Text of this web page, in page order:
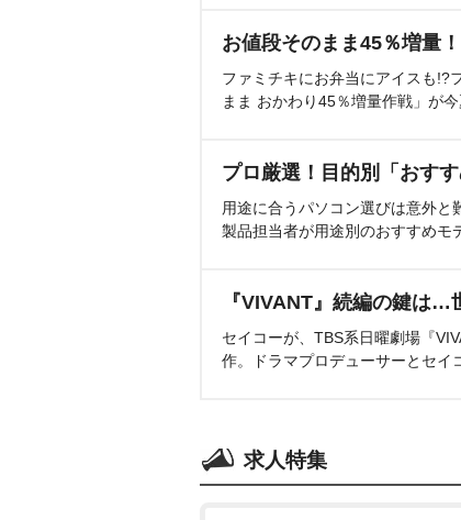
お値段そのまま45％増量
ファミチキにお弁当にアイスも!?
まま おかわり45％増量作戦」が
プロ厳選！目的別「おす
用途に合うパソコン選びは意外
製品担当者が用途別のおすすめモ
『VIVANT』続編の鍵は
セイコーが、TBS系日曜劇場『
作。ドラマプロデューサーとセイ
求人特集